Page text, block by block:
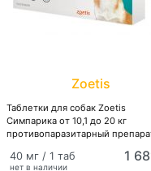
Zoetis
Таблетки для собак Zoetis
Симпарика от 10,1 до 20 кг
противопаразитарный
нет в наличии
40 мг / 1 таб 1